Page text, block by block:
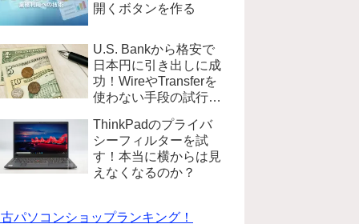
開くボタンを作る
U.S. Bankから格安で
日本円に引き出しに成
功！WireやTransferを
使わない手段の試行錯
ThinkPadのプライバ
シーフィルターを試
す！本当に横からは見
えなくなるのか？
パソコンショップランキング！